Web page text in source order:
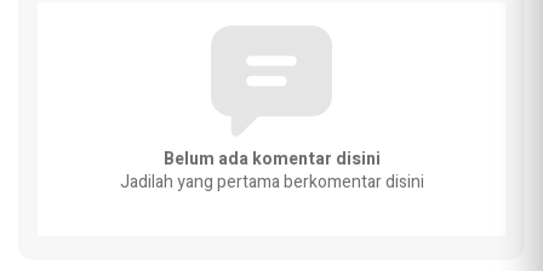
Belum ada komentar disini
Jadilah yang pertama berkomentar disini